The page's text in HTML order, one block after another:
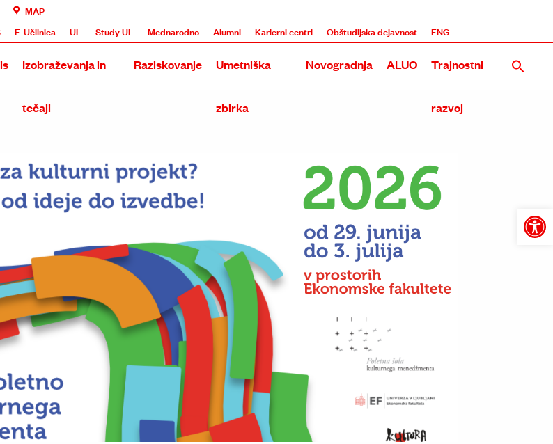
Open
MAP
E-Učilnica UL Study UL Mednarodno Alumni Karierni centri Obštudijska dejavnost ENG
Izobraževanja in
tečaji
Raziskovanje Umetniška
zbirka
Novogradnja
Nova stavba UL ALUO na Roški
Rekonstrukcija in dozidava obstoječega objekta ALUO
Skupna stavba treh umetniških akademij na Metelkovi
Prenova in širitev Akademije na Erjavčevi in Dolenjski
Dozidava in nadzidava ALU na Erjavčevi cesti
Umetniški paviljon na Erjavčevi cesti za Akademijo
ALUO Trajnostni
razvoj